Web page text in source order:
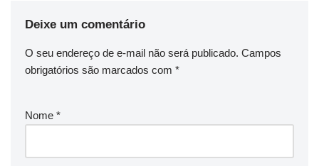
Deixe um comentário
O seu endereço de e-mail não será publicado. Campos
obrigatórios são marcados com *
Nome *